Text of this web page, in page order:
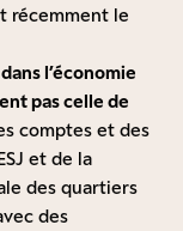
récemment le
l’économie
pas celle de
comptes et des
et de la
des quartiers
des